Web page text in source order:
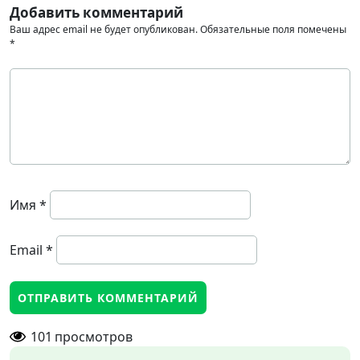
Добавить комментарий
Ваш адрес email не будет опубликован.Обязательные поля помечены
*
Имя *
Email *
101 просмотров